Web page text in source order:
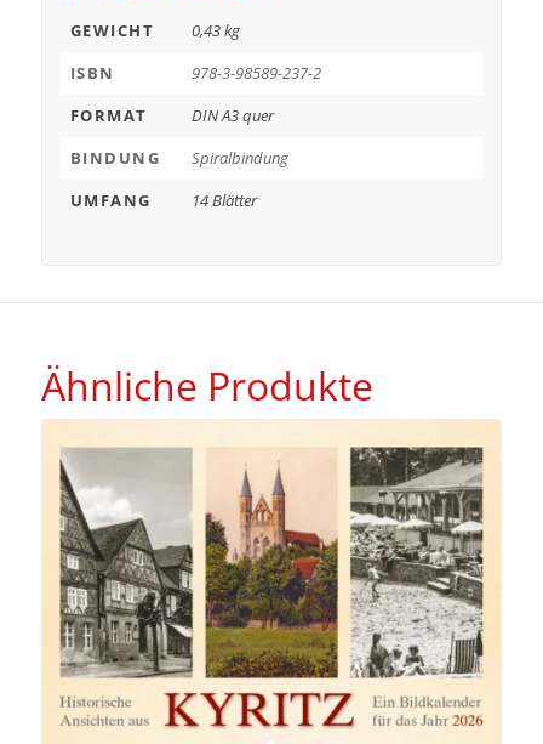
GEWICHT
0,43 kg
ISBN
978-3-98589-237-2
FORMAT
DIN A3 quer
BINDUNG
Spiralbindung
UMFANG
14 Blätter
Ähnliche Produkte